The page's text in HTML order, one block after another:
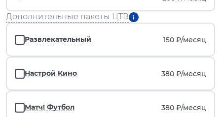
Дополнительные пакеты ЦТВ
Развлекательный 150 ₽/месяц
Настрой Кино 380 ₽/месяц
Матч! Футбол 380 ₽/месяц